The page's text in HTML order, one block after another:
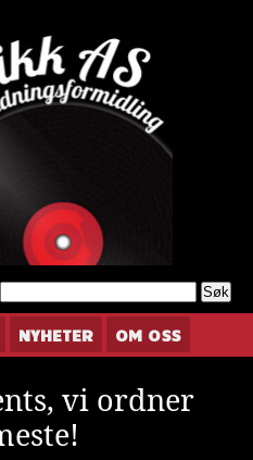
NYHETER OM OSS
vi ordner